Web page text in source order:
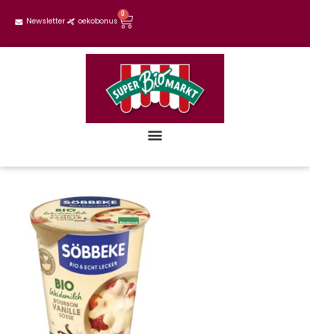
Newsletter oekobonus
0